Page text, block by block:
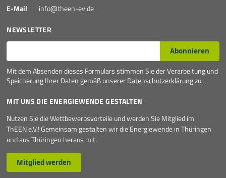
E-Mail
info@theen-ev.de
NEWSLETTER
E-Mail* Abonnieren
Mit dem Absenden dieses Formulars stimmen Sie der Verarbeitung und
Speicherung Ihrer Daten gemäß unsererDatenschutzerklärungzu.
MIT UNS DIE ENERGIEWENDE GESTALTEN
Nutzen Sie die Wettbewerbsvorteile und werden Sie Mitglied im
ThEEN e.V.! Gemeinsam gestalten wir die Energiewende in Thüringen
und aus Thüringen heraus mit.
Mitglied werden